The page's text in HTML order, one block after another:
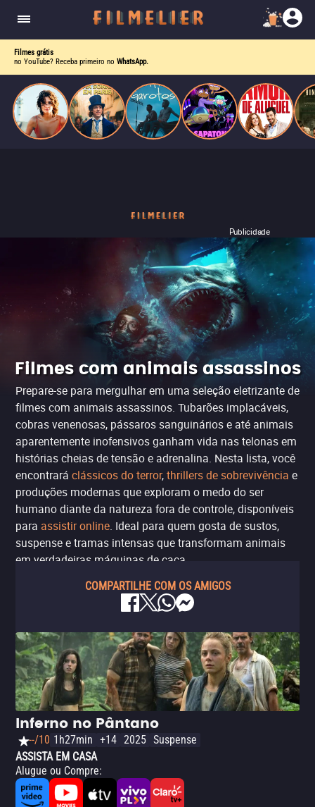
Filmes grátis
no YouTube? Receba primeiro no WhatsApp.
Publicidade
Filmes com animais assassinos
Prepare-se para mergulhar em uma seleção eletrizante de
filmes com animais assassinos. Tubarões implacáveis,
cobras venenosas, pássaros sanguinários e até animais
aparentemente inofensivos ganham vida nas telonas em
histórias cheias de tensão e adrenalina. Nesta lista, você
encontrará clássicos do terror,thrillers de sobrevivência e
produções modernas que exploram o medo do ser
humano diante da natureza fora de controle, disponíveis
para assistir online. Ideal para quem gosta de sustos,
suspense e tramas intensas que transformam animais
em verdadeiras máquinas de caça.
COMPARTILHE COM OS AMIGOS
Inferno no Pântano
--/10 1h27min +14 2025 Suspense
ASSISTA EM CASA
Alugue ou Compre:
escrevia e a vida real começa a desaparecer.